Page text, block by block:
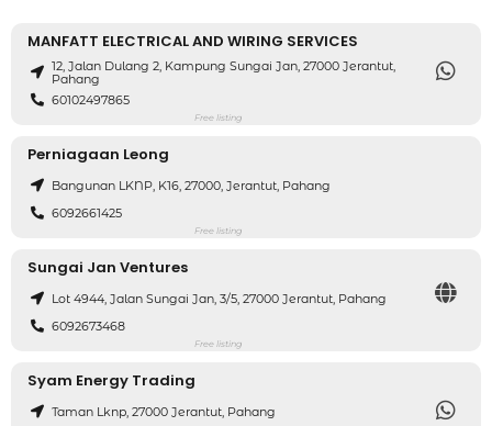
MANFATT ELECTRICAL AND WIRING SERVICES
12, Jalan Dulang 2, Kampung Sungai Jan, 27000 Jerantut,
Pahang
60102497865
Free listing
Perniagaan Leong
Bangunan LKNP, K16, 27000, Jerantut, Pahang
6092661425
Free listing
Sungai Jan Ventures
Lot 4944, Jalan Sungai Jan, 3/5, 27000 Jerantut, Pahang
6092673468
Free listing
Syam Energy Trading
Taman Lknp, 27000 Jerantut, Pahang